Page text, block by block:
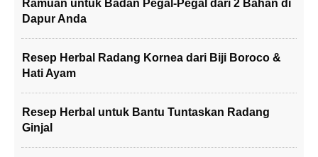
Ramuan untuk Badan Pegal-Pegal dari 2 Bahan di
Dapur Anda
Resep Herbal Radang Kornea dari Biji Boroco &
Hati Ayam
Resep Herbal untuk Bantu Tuntaskan Radang
Ginjal